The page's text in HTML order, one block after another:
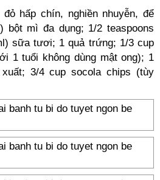
đỏ hấp chín, nghiền nhuyễn, để
bột mì đa dụng; 1/2 teaspoons
sữa tươi; 1 quả trứng; 1/3 cup
1 tuổi không dùng mật ong); 1
3/4 cup socola chips (tùy